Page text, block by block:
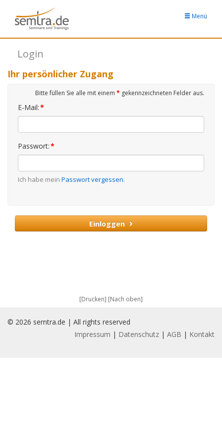
Menü
Login
Ihr persönlicher Zugang
Bitte füllen Sie alle mit einem * gekennzeichneten Felder aus.
E-Mail:*
Passwort:*
Ich habe mein Passwort vergessen.
Einloggen ›
[Drucken] [Nach oben]
© 2026 semtra.de | All rights reserved
Impressum | Datenschutz | AGB | Kontakt